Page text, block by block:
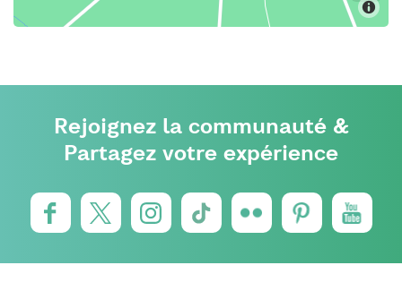
Rejoignez la communauté &
Partagez votre expérience